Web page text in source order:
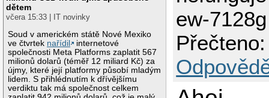
dětem
včera 15:33 | IT novinky
Soud v americkém státě Nové Mexiko
ve čtvrtek nařídil
internetové
společnosti Meta Platforms zaplatit 567
milionů dolarů (téměř 12 miliard Kč) za
újmy, které její platformy působí mladým
lidem. S přihlédnutím k dřívějšímu
verdiktu tak má společnost celkem
ew-7128g